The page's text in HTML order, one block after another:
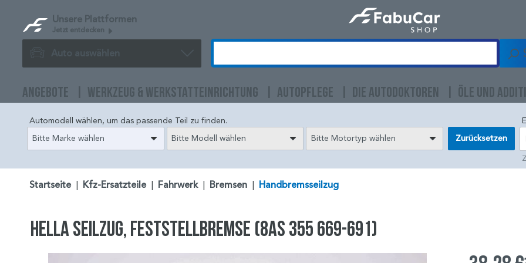
Unsere Plattformen
Jetzt entdecken
Auto auswählen
ANGEBOTE WERKZEUG & WERKSTATTEINRICHTUNG AUTOPFLEGE DIE AUTODOKTOREN ÖLE UND
Automodell wählen, um das passende Teil zu finden.
Bitte Marke wählen
Bitte Modell wählen Bitte Motortyp wählen Zurücksetzen
Startseite Kfz-Ersatzteile Fahrwerk Bremsen Handbremsseilzug
HELLA Seilzug, Feststellbremse (8AS 355 669-691)